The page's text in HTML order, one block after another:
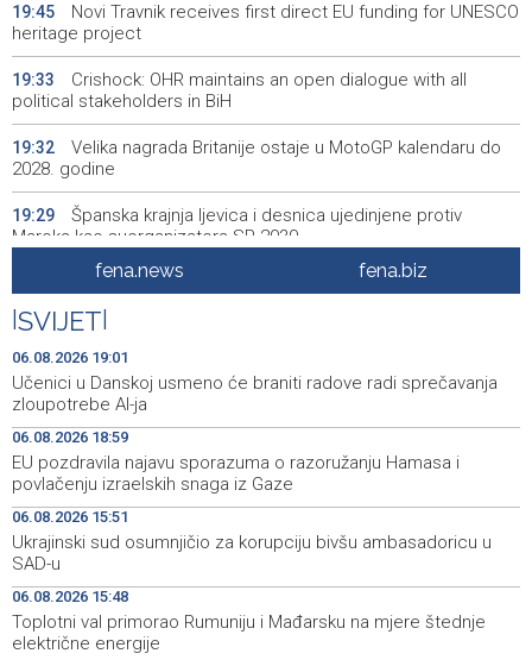
19:45
Novi Travnik receives first direct EU funding for UNESCO
heritage project
19:33
Crishock: OHR maintains an open dialogue with all
political stakeholders in BiH
19:32
Velika nagrada Britanije ostaje u MotoGP kalendaru do
2028. godine
19:29
Španska krajnja ljevica i desnica ujedinjene protiv
Maroka kao suorganizatora SP 2030.
Grad Novi Travnik prvi put izravno dobio sredstva
Europske unije
19:16
Soreca says SEPA application marks important
milestone on BiH's EU path
19:05
Minister Helez and NATO HQ Sarajevo commander visit
BiH defense industry companies
19:01
Učenici u Danskoj usmeno će braniti radove radi
sprečavanja zloupotrebe AI-ja
19:00 Najave događaja za 7. 8. 2026. godine (petak)
18:59
EU pozdravila najavu sporazuma o razoružanju Hamasa i
povlačenju izraelskih snaga iz Gaze
fena.news fena.biz
SVIJET
06.08.2026 19:01
Učenici u Danskoj usmeno će braniti radove radi sprečavanja
zloupotrebe AI-ja
06.08.2026 18:59
EU pozdravila najavu sporazuma o razoružanju Hamasa i
povlačenju izraelskih snaga iz Gaze
06.08.2026 15:51
Ukrajinski sud osumnjičio za korupciju bivšu ambasadoricu u
SAD-u
06.08.2026 15:48
Toplotni val primorao Rumuniju i Mađarsku na mjere štednje
električne energije